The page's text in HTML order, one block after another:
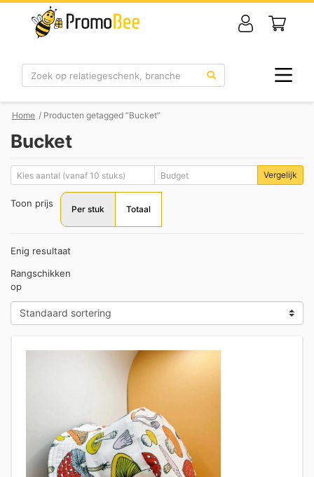
Zoek
Home / Producten getagged “Bucket”
Bucket
Vergelijk
Toon prijs
Per stuk Totaal
Enig resultaat
Rangschikken
op